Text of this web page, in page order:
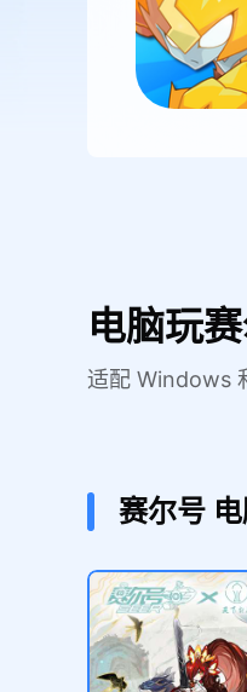
电脑玩
适配 Windows
赛尔号